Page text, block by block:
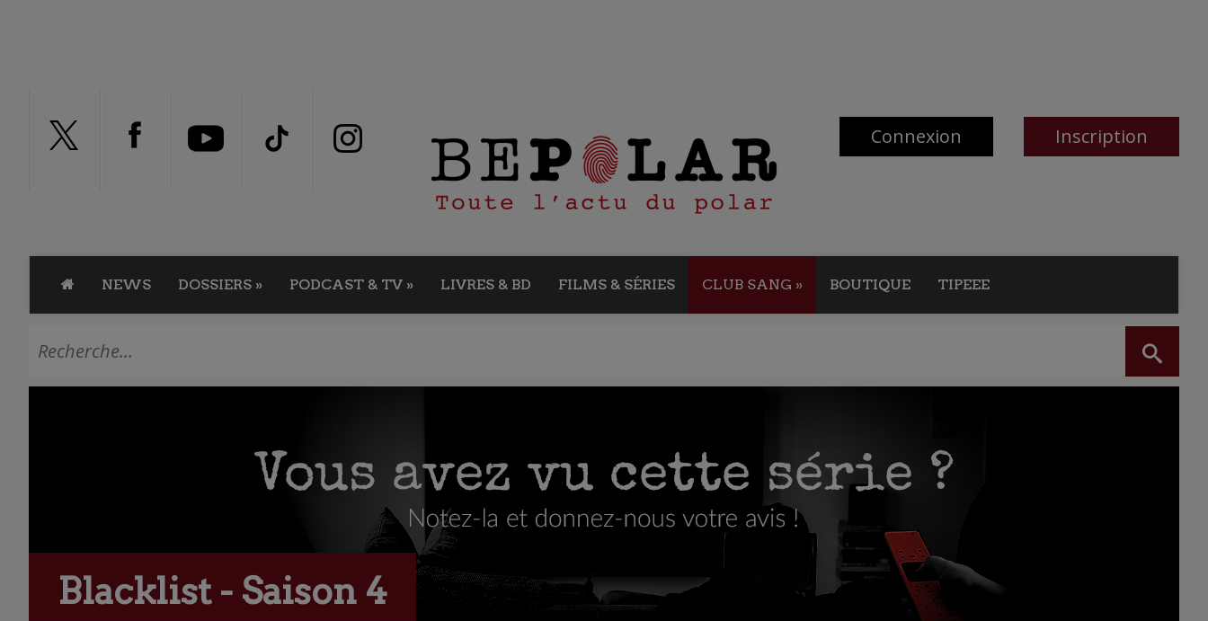
Connexion Inscription
NEWS DOSSIERS » PODCAST & TV » LIVRES & BD FILMS & SÉRIES CLUB SANG » BOUTIQUE TIPEEE
Blacklist - Saison 4